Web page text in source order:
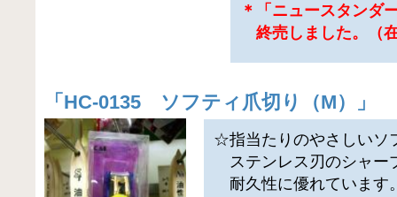
＊「ニュースタンダ
終売しました。（
「 HC-0135 ソフティ爪切り（M） 」
☆指当たりのやさしいソ
ステンレス刃のシャー
耐久性に優れています